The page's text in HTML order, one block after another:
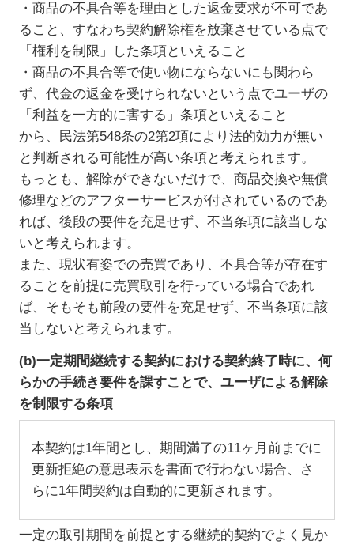
・商品の不具合等を理由とした返金要求が不可であ
ること、すなわち契約解除権を放棄させている点で
「権利を制限」した条項といえること
・商品の不具合等で使い物にならないにも関わら
ず、代金の返金を受けられないという点でユーザの
「利益を一方的に害する」条項といえること
から、民法第548条の2第2項により法的効力が無い
と判断される可能性が高い条項と考えられます。
もっとも、解除ができないだけで、商品交換や無償
修理などのアフターサービスが付されているのであ
れば、後段の要件を充足せず、不当条項に該当しな
いと考えられます。
また、現状有姿での売買であり、不具合等が存在す
ることを前提に売買取引を行っている場合であれ
ば、そもそも前段の要件を充足せず、不当条項に該
当しないと考えられます。
(b)一定期間継続する契約における契約終了時に、何
らかの手続き要件を課すことで、ユーザによる解除
を制限する条項
本契約は1年間とし、期間満了の11ヶ月前までに
更新拒絶の意思表示を書面で行わない場合、さ
らに1年間契約は自動的に更新されます。
一定の取引期間を前提とする継続的契約でよく見か